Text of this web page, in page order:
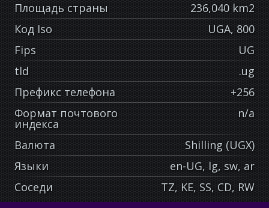
Площадь страны
236,040 km2
Код Iso
UGA, 800
Fips
UG
tld
.ug
Префикс телефона
+256
Формат почтового
индекса
n/a
Валюта
Shilling (UGX)
Языки
en-UG, lg, sw, ar
Соседи
TZ, KE, SS, CD, RW